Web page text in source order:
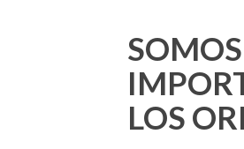
LOS